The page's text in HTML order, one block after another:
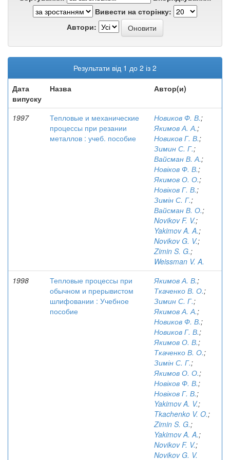
Вивести на сторінку:
Автори:
Результати від 1 до 2 із 2
Дата
випуску
Назва Автор(и)
1997
Тепловые и механические
процессы при резании
металлов : учеб. пособие
Новиков Ф. В.;
Якимов А. А.;
Новиков Г. В.;
Зимин С. Г.;
Вайсман В. А.;
Новіков Ф. В.;
Якимов О. О.;
Новіков Г. В.;
Зимін С. Г.;
Вайсман В. О.;
Novikov F. V.;
Yakimov A. A.;
Novikov G. V.;
Zimin S. G.;
Weissman V. A.
1998
Тепловые процессы при
обычном и прерывистом
шлифовании : Учебное
пособие
Якимов А. В.;
Ткаченко В. О.;
Зимин С. Г.;
Якимов А. А.;
Новиков Ф. В.;
Новиков Г. В.;
Якимов О. В.;
Ткаченко В. О.;
Зимін С. Г.;
Якимов О. О.;
Новіков Ф. В.;
Новіков Г. В.;
Yakimov A. V.;
Tkachenko V. O.;
Zimin S. G.;
Yakimov A. A.;
Novikov F. V.;
Novikov G. V.